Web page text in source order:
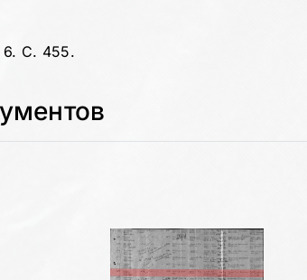
6. С. 455.